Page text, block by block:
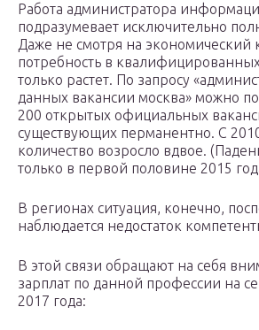
Работа администратора
подразумевает исключительно
Даже не смотря на экономический
потребность в
только растет. По запросу
данных вакансии москва» можно
200 открытых официальных
существующих перманентно. С
количество возросло вдвое.
только в первой половине 2015
В регионах ситуация, конечно,
наблюдается недостаток
В этой связи обращают на себя
зарплат по данной профессии на
2017 года: